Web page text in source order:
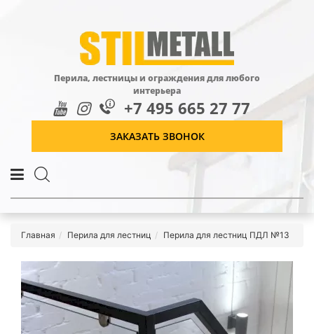
Перила, лестницы и ограждения для любого
интерьера
+7 495 665 27 77
ЗАКАЗАТЬ ЗВОНОК
Главная Перила для лестниц Перила для лестниц ПДЛ №13